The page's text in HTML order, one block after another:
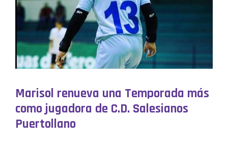
Marisol renueva una Temporada más
como jugadora de C.D. Salesianos
Puertollano